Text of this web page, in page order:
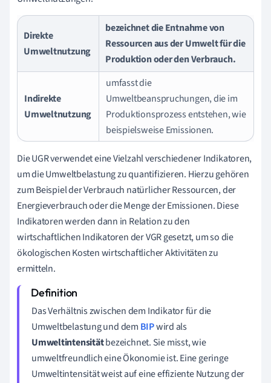
Direkte
Umweltnutzung
bezeichnet die Entnahme von
Ressourcen aus der Umwelt für die
Produktion oder den Verbrauch.
Indirekte
Umweltnutzung
umfasst die
Umweltbeanspruchungen, die im
Produktionsprozess entstehen, wie
beispielsweise Emissionen.
Die UGR verwendet eine Vielzahl verschiedener Indikatoren,
um die Umweltbelastung zu quantifizieren. Hierzu gehören
zum Beispiel der Verbrauch natürlicher Ressourcen, der
Energieverbrauch oder die Menge der Emissionen. Diese
Indikatoren werden dann in Relation zu den
wirtschaftlichen Indikatoren der VGR gesetzt, um so die
ökologischen Kosten wirtschaftlicher Aktivitäten zu
ermitteln.
Das Verhältnis zwischen dem Indikator für die
Umweltbelastung und dem BIPwird als
Umweltintensitätbezeichnet. Sie misst, wie
umweltfreundlich eine Ökonomie ist. Eine geringe
Umweltintensität weist auf eine effiziente Nutzung der